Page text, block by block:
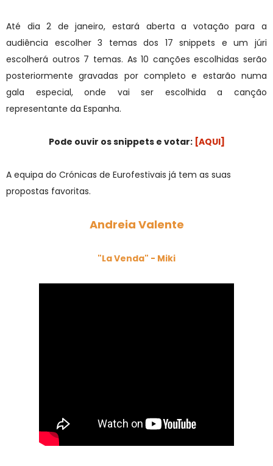
Até dia 2 de janeiro, estará aberta a votação para a
audiência escolher 3 temas dos 17 snippets e um júri
escolherá outros 7 temas. As 10 canções escolhidas serão
posteriormente gravadas por completo e estarão numa
gala especial, onde vai ser escolhida a canção
representante da Espanha.
Pode ouvir os snippets e votar: [AQUI]
A equipa do Crónicas de Eurofestivais já tem as suas
propostas favoritas.
Andreia Valente
"La Venda" - Miki